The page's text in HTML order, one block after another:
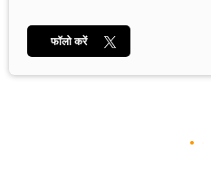
फॉलो करें